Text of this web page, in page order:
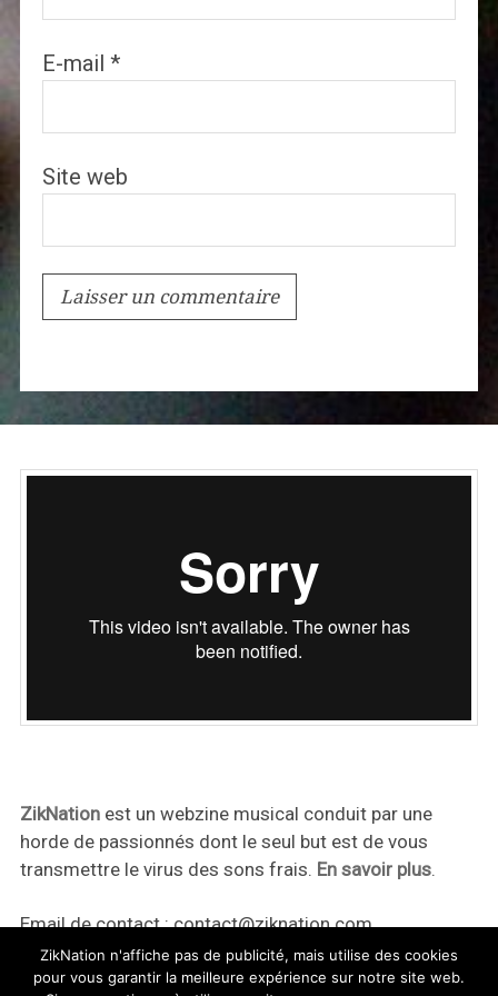
E-mail *
Site web
ZikNationest un webzine musical conduit par une
horde de passionnés dont le seul but est de vous
transmettre le virus des sons frais. En savoir plus.
Email de contact :contact@ziknation.com
ZikNation n'affiche pas de publicité, mais utilise des cookies
pour vous garantir la meilleure expérience sur notre site web.